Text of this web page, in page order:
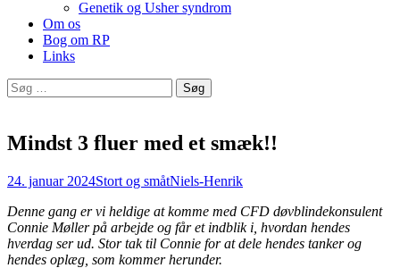
Genetik og Usher syndrom
Om os
Bog om RP
Links
Søg
efter:
Mindst 3 fluer med et smæk!!
24. januar 2024Stort og småtNiels-Henrik
Denne gang er vi heldige at komme med CFD døvblindekonsulent
Connie Møller på arbejde og får et indblik i, hvordan hendes
hverdag ser ud. Stor tak til Connie for at dele hendes tanker og
hendes oplæg, som kommer herunder.